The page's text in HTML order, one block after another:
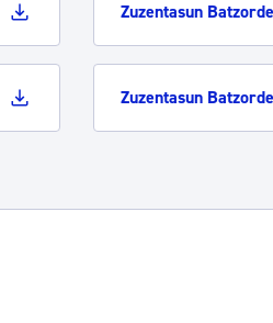
Zuzentasun
Zuzentasun